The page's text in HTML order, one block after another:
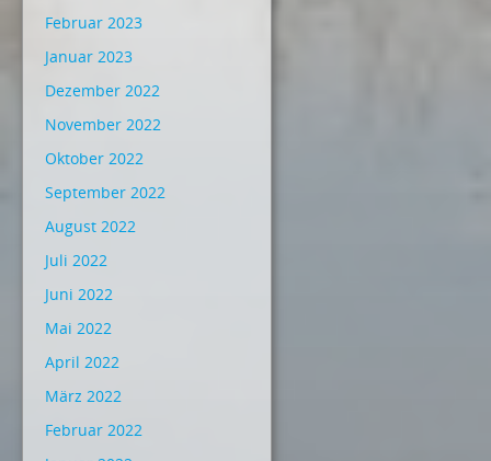
Februar 2023
Januar 2023
Dezember 2022
November 2022
Oktober 2022
September 2022
August 2022
Juli 2022
Juni 2022
Mai 2022
April 2022
März 2022
Februar 2022